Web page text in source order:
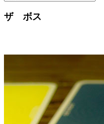
ザ ボス